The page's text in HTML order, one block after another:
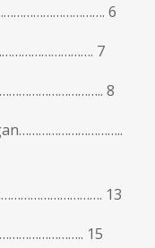
6
7
8
13
15